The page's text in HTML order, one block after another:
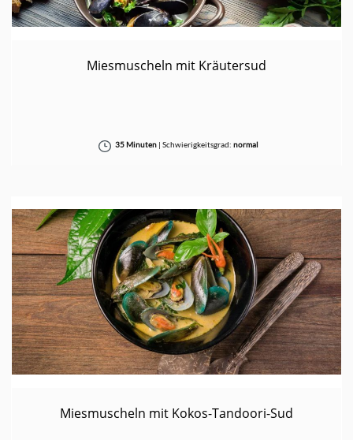
Miesmuscheln mit Kräutersud
35 Minuten| Schwierigkeitsgrad: normal
Miesmuscheln mit Kokos-Tandoori-Sud